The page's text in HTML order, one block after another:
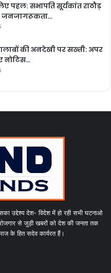
पहल: सभापति सूर्यकांत राठौड़
जनजागरूकता…
की अनदेखी पर सख्ती: अपर
नोटिस…
उद्देश्य देश- विदेश में हो रही सभी घटनाओ
से जुड़ी खबरों को देश की जनता तक
के हित सदेव कार्यरत हैं।